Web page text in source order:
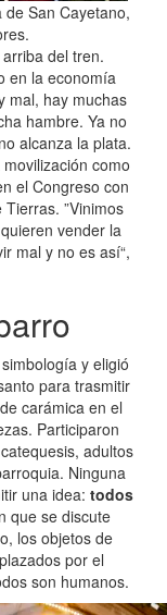
San Cayetano,
del tren.
en la economía
mal, hay muchas
hambre. Ya no
alcanza la plata.
como
el Congreso con
”Vinimos
vender la
mal y no es así“,
y eligió
para trasmitir
carámica en el
Participaron
adultos
Ninguna
una idea: todos
que se discute
los objetos de
por el
son humanos.